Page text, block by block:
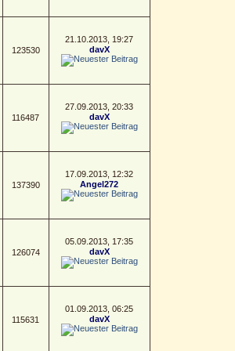
123530
21.10.2013, 19:27
davX
116487
27.09.2013, 20:33
davX
137390
17.09.2013, 12:32
Angel272
126074
05.09.2013, 17:35
davX
115631
01.09.2013, 06:25
davX